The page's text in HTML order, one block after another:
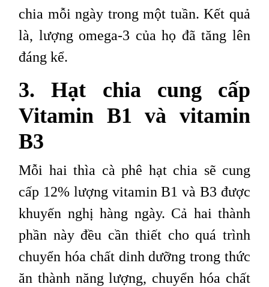
chia mỗi ngày trong một tuần. Kết quả
là, lượng omega-3 của họ đã tăng lên
đáng kể.
3. Hạt chia cung cấp
Vitamin B1 và vitamin
B3
Mỗi hai thìa cà phê hạt chia sẽ cung
cấp 12% lượng vitamin B1 và B3 được
khuyến nghị hàng ngày. Cả hai thành
phần này đều cần thiết cho quá trình
chuyển hóa chất dinh dưỡng trong thức
ăn thành năng lượng, chuyển hóa chất